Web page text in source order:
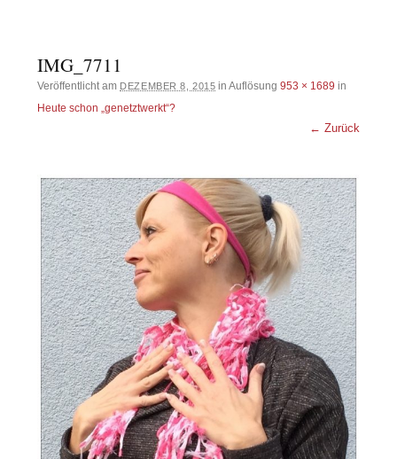
IMG_7711
Veröffentlicht am DEZEMBER 8, 2015 in Auflösung953 × 1689 in
Heute schon „genetztwerkt“?
← Zurück